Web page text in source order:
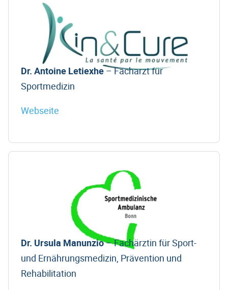
Dr. Antoine Letiexhe– Facharzt für
Sportmedizin
Webseite
Dr. Ursula Manunzio– Fachärztin für Sport-
und Ernährungsmedizin, Prävention und
Rehabilitation